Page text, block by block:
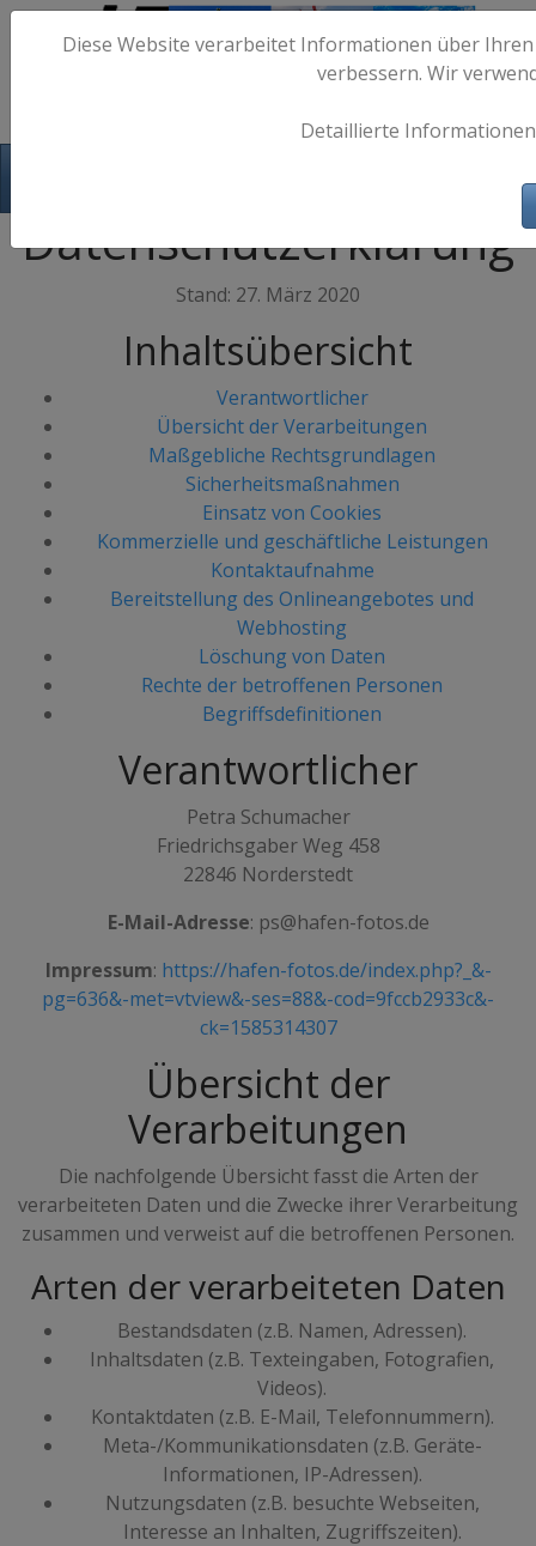
Datenschutzerklärung
Stand: 27. März 2020
Inhaltsübersicht
Verantwortlicher
Übersicht der Verarbeitungen
Maßgebliche Rechtsgrundlagen
Sicherheitsmaßnahmen
Einsatz von Cookies
Kommerzielle und geschäftliche Leistungen
Kontaktaufnahme
Bereitstellung des Onlineangebotes und
Webhosting
Löschung von Daten
Rechte der betroffenen Personen
Begriffsdefinitionen
Verantwortlicher
Petra Schumacher
Friedrichsgaber Weg 458
22846 Norderstedt
E-Mail-Adresse: ps@hafen-fotos.de
Impressum: https://hafen-fotos.de/index.php?_&-
pg=636&-met=vtview&-ses=88&-cod=9fccb2933c&-
ck=1585314307
Übersicht der
Verarbeitungen
Die nachfolgende Übersicht fasst die Arten der
verarbeiteten Daten und die Zwecke ihrer Verarbeitung
zusammen und verweist auf die betroffenen Personen.
Arten der verarbeiteten Daten
Bestandsdaten (z.B. Namen, Adressen).
Inhaltsdaten (z.B. Texteingaben, Fotografien,
Videos).
Kontaktdaten (z.B. E-Mail, Telefonnummern).
Meta-/Kommunikationsdaten (z.B. Geräte-
Informationen, IP-Adressen).
Nutzungsdaten (z.B. besuchte Webseiten,
Interesse an Inhalten, Zugriffszeiten).
Diese Website verarbeitet Informationen über
verbessern. Wir
Detaillierte